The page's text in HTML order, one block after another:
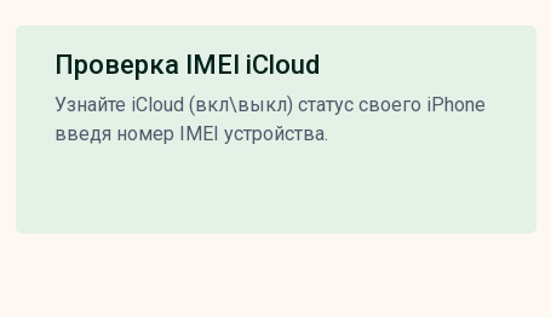
Проверка IMEI iCloud
Узнайте iCloud (вкл\выкл) статус своего iPhone
введя номер IMEI устройства.